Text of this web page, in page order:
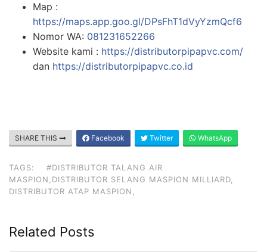
Map :
https://maps.app.goo.gl/DPsFhT1dVyYzmQcf6
Nomor WA: 081231652266
Website kami : https://distributorpipapvc.com/
dan https://distributorpipapvc.co.id
SHARE THIS Facebook Twitter WhatsApp
TAGS:
#DISTRIBUTOR TALANG AIR
MASPION,DISTRIBUTOR SELANG MASPION MILLIARD,
DISTRIBUTOR ATAP MASPION,
Related Posts